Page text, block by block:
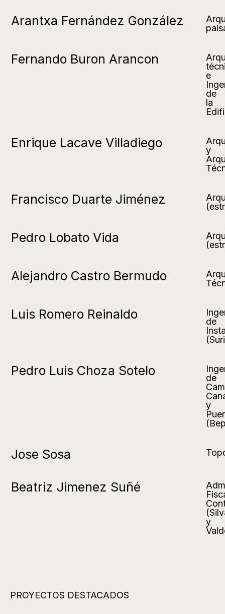
Arantxa Fernández González
Fernando Buron Arancon
e
de
la
Enrique Lacave Villadiego
y
Francisco Duarte Jiménez
Pedro Lobato Vida
Alejandro Castro Bermudo
Luis Romero Reinaldo
de
Pedro Luis Choza Sotelo
de
y
Jose Sosa
Beatriz Jimenez Suñé
y
PROYECTOS DESTACADOS